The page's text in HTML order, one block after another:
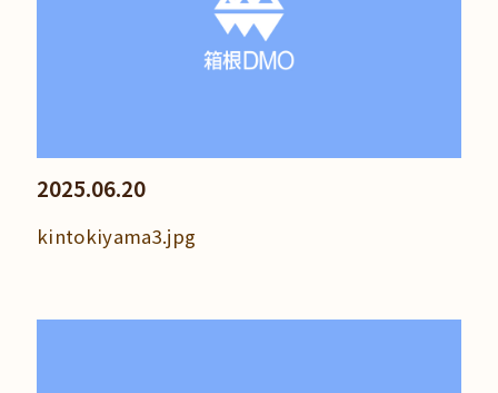
2025.06.20
kintokiyama3.jpg